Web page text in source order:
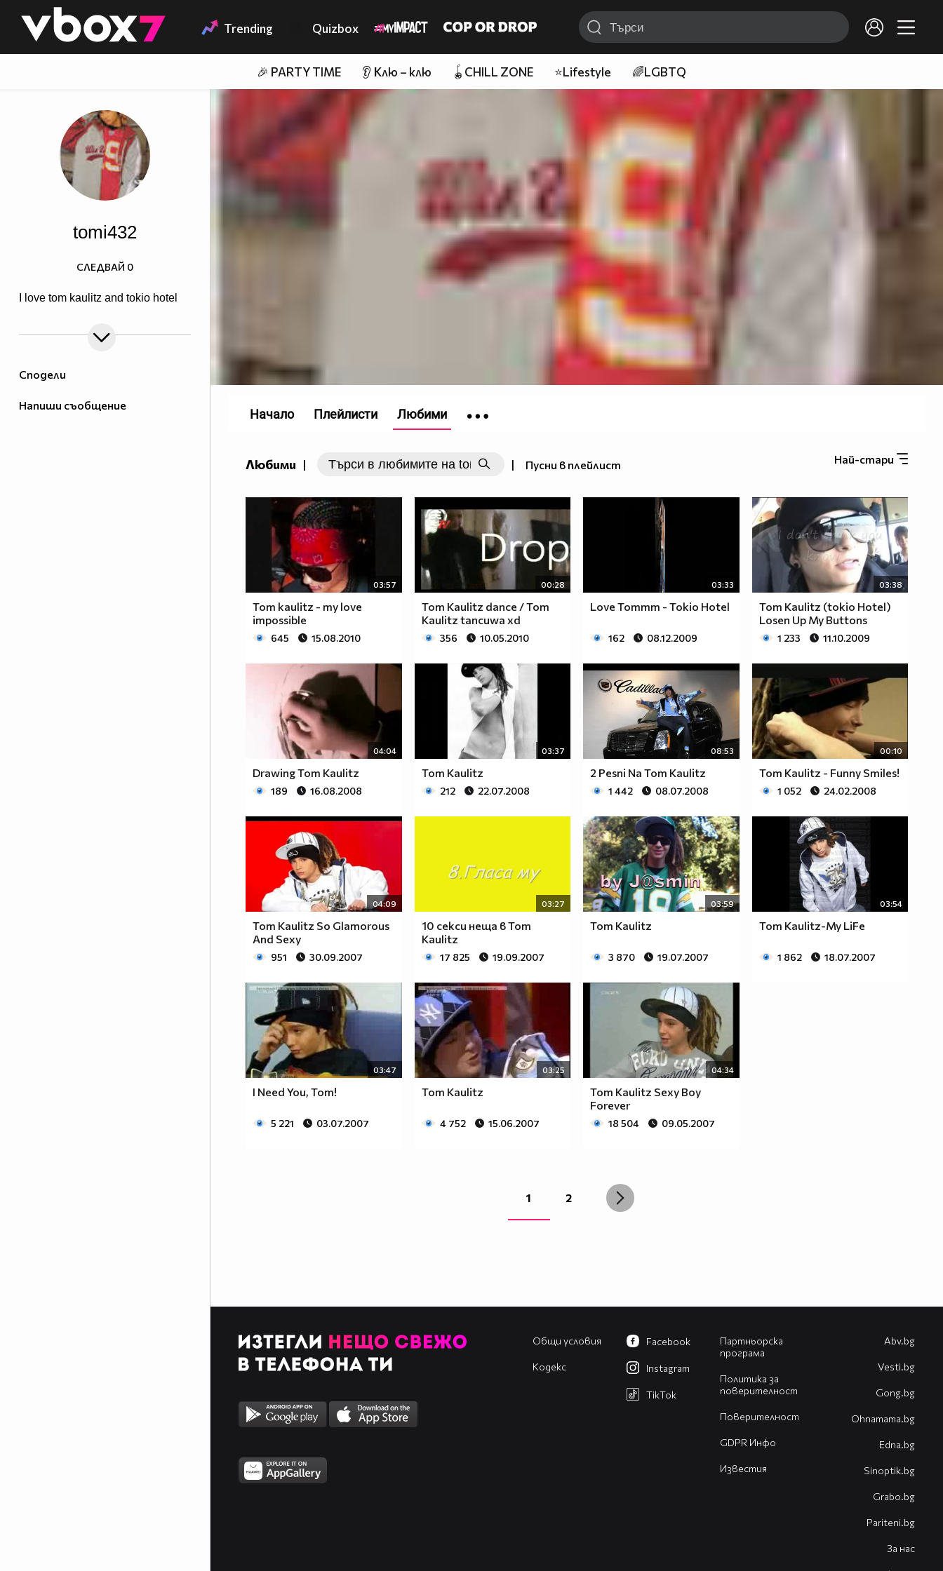
👾 Trending Quizbox
🎉 PARTY TIME 👂 Клю – клю 🪀CHILL ZONE ⭐Lifestyle 🌈LGBTQ
Сподели
Напиши съобщение
tomi432
I love tom kaulitz and tokio hotel
СЛЕДВАЙ 0
Любими | | Пусни в плейлист Най-стари
03:57
Tom kaulitz - my love
impossible
645 15.08.2010
00:28
Tom Kaulitz dance / Tom
Kaulitz tancuwa xd
356 10.05.2010
03:33
Love Tommm - Tokio Hotel
162 08.12.2009
03:38
Tom Kaulitz (tokio Hotel)
Losen Up My Buttons
1 233 11.10.2009
04:04
Drawing Tom Kaulitz
189 16.08.2008
03:37
Tom Kaulitz
212 22.07.2008
08:53
2 Pesni Na Tom Kaulitz
1 442 08.07.2008
00:10
Tom Kaulitz - Funny Smiles!
1 052 24.02.2008
04:09
Tom Kaulitz So Glamorous
And Sexy
951 30.09.2007
03:27
10 секси неща в Tom
Kaulitz
17 825 19.09.2007
03:59
Tom Kaulitz
3 870 19.07.2007
03:54
Tom Kaulitz-My LiFe
1 862 18.07.2007
03:47
I Need You, Tom!
5 221 03.07.2007
03:25
Tom Kaulitz
4 752 15.06.2007
04:34
Tom Kaulitz Sexy Boy
Forever
18 504 09.05.2007
1 2
Начало Плейлисти Любими
Общи условия
Кодекс
Партньорска
програма
Политика за
поверителност
Поверителност
GDPR Инфо
Известия
Facebook
Instagram
TikTok
Abv.bg
Vesti.bg
Gong.bg
Оhnamama.bg
Edna.bg
Sinoptik.bg
Grabo.bg
Pariteni.bg
За нас